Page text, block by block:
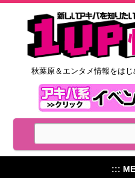
秋葉原＆エンタメ情報をは
:::